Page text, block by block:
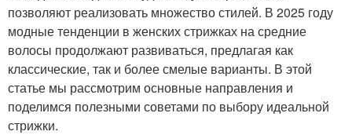
позволяют реализовать множество стилей. В 2025 году
модные тенденции в женских стрижках на средние
волосы продолжают развиваться, предлагая как
классические, так и более смелые варианты. В этой
статье мы рассмотрим основные направления и
поделимся полезными советами по выбору идеальной
стрижки.